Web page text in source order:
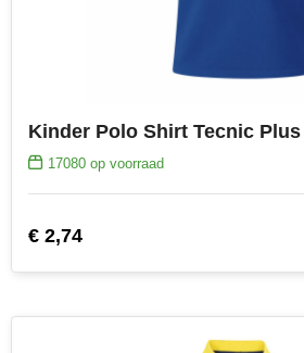
Kinder Polo Shirt Tecnic Plus
17080op voorraad
€ 2,74